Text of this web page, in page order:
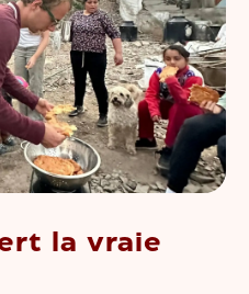
la vraie